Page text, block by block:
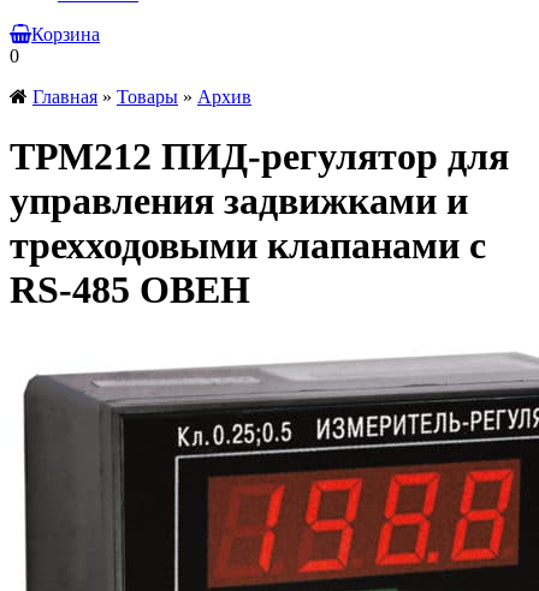
Корзина
0
Главная » Товары » Архив
ТРМ212 ПИД-регулятор для
управления задвижками и
трехходовыми клапанами с
RS-485 ОВЕН